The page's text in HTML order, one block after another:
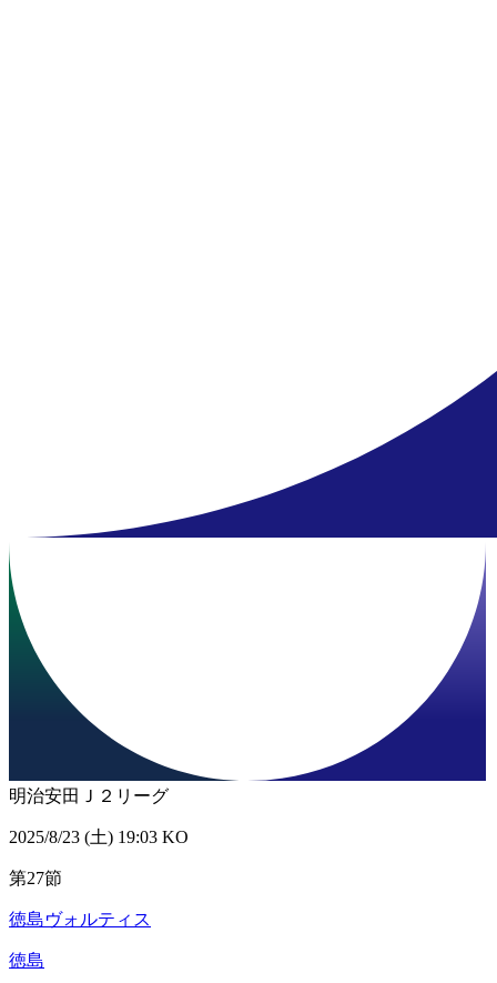
明治安田Ｊ２リーグ
2025/8/23 (土) 19:03 KO
第27節
徳島ヴォルティス
徳島